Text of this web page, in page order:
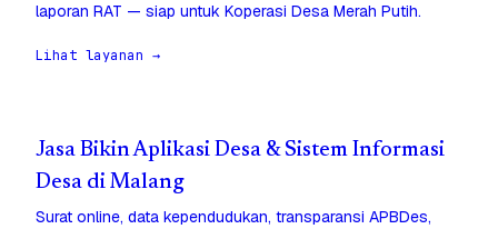
laporan RAT — siap untuk Koperasi Desa Merah Putih.
Lihat layanan →
Jasa Bikin Aplikasi Desa & Sistem Informasi
Desa di Malang
Surat online, data kependudukan, transparansi APBDes,